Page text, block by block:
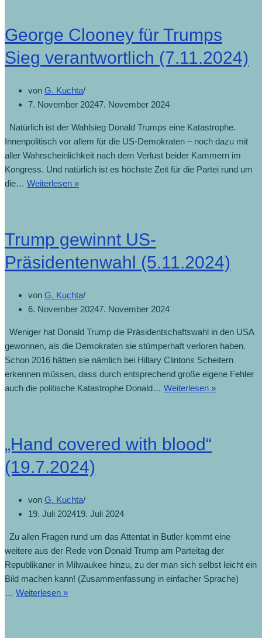
George Clooney für Trumps
Sieg verantwortlich (7.11.2024)
von G. Kuchta
7. November 20247. November 2024
Natürlich ist der Wahlsieg Donald Trumps eine Katastrophe.
Innenpolitisch vor allem für die US-Demokraten – noch dazu mit
aller Wahrscheinlichkeit nach dem Verlust beider Kammern im
Kongress. Und natürlich ist es höchste Zeit für die Partei rund um
die… Weiterlesen »
Trump gewinnt US-
Präsidentenwahl (5.11.2024)
von G. Kuchta
6. November 20247. November 2024
Weniger hat Donald Trump die Präsidentschaftswahl in den USA
gewonnen, als die Demokraten sie stümperhaft verloren haben.
Schon 2016 hätten sie nämlich bei Hillary Clintons Scheitern
erkennen müssen, dass durch entsprechend große eigene Fehler
auch die politische Katastrophe Donald… Weiterlesen »
„Hand covered with blood“
(19.7.2024)
von G. Kuchta
19. Juli 202419. Juli 2024
Zu allen Fragen rund um das Attentat in Butler kommt eine
weitere aus der Rede von Donald Trump am Parteitag der
Republikaner in Milwaukee hinzu, zu der man sich selbst leicht ein
Bild machen kann! (Zusammenfassung in einfacher Sprache)
… Weiterlesen »